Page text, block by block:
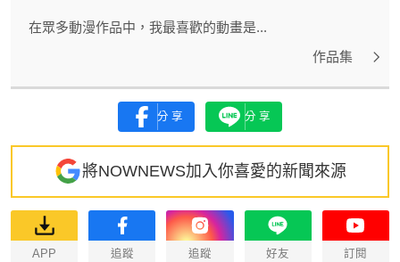
在眾多動漫作品中，我最喜歡的動畫是...
作品集
分享 分享
將NOWNEWS加入你喜愛的新聞來源
APP 追蹤 追蹤 好友 訂閱